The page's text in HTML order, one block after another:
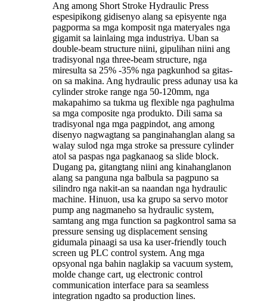
Ang among Short Stroke Hydraulic Press
espesipikong gidisenyo alang sa episyente nga
pagporma sa mga komposit nga materyales nga
gigamit sa lainlaing mga industriya. Uban sa
double-beam structure niini, gipulihan niini ang
tradisyonal nga three-beam structure, nga
miresulta sa 25% -35% nga pagkunhod sa gitas-
on sa makina. Ang hydraulic press adunay usa ka
cylinder stroke range nga 50-120mm, nga
makapahimo sa tukma ug flexible nga paghulma
sa mga composite nga produkto. Dili sama sa
tradisyonal nga mga pagpindot, ang among
disenyo nagwagtang sa panginahanglan alang sa
walay sulod nga mga stroke sa pressure cylinder
atol sa paspas nga pagkanaog sa slide block.
Dugang pa, gitangtang niini ang kinahanglanon
alang sa panguna nga balbula sa pagpuno sa
silindro nga nakit-an sa naandan nga hydraulic
machine. Hinuon, usa ka grupo sa servo motor
pump ang nagmaneho sa hydraulic system,
samtang ang mga function sa pagkontrol sama sa
pressure sensing ug displacement sensing
gidumala pinaagi sa usa ka user-friendly touch
screen ug PLC control system. Ang mga
opsyonal nga bahin naglakip sa vacuum system,
molde change cart, ug electronic control
communication interface para sa seamless
integration ngadto sa production lines.